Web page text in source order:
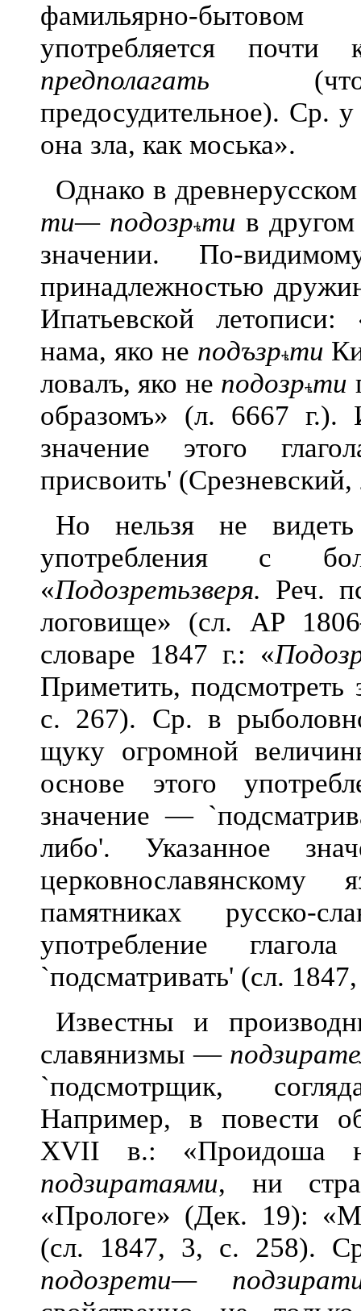
фамильярно-
употребляется
предполагать (что-
предосудительное). Ср.
она зла, как моська».
Однако в
ти— подозр ти в
значении. По-
принадлежностью
Ипатьевской летописи:
нама, яко не подъзр ти
ловалъ, яко не подозр ти
образомъ» (л. 6667 г.).
значение этого
присвоить'
Но нельзя не видеть
употребления с
«Подозретьзверя. Реч.
логовище» (сл. АР
словаре 1847 г.: «
Приметить,
с. 267). Ср. в
щуку огромной
основе этого
значение —
либо'. Указанное
памятниках русско-
употребление
`подсматривать' (сл.
Известны и
славянизмы —
`подсмотрщик,
Например, в повести
XVII в.: «Проидоша
подзиратаями, ни
«Прологе» (Дек. 19):
(сл. 1847, 3, с. 258).
подозрети—